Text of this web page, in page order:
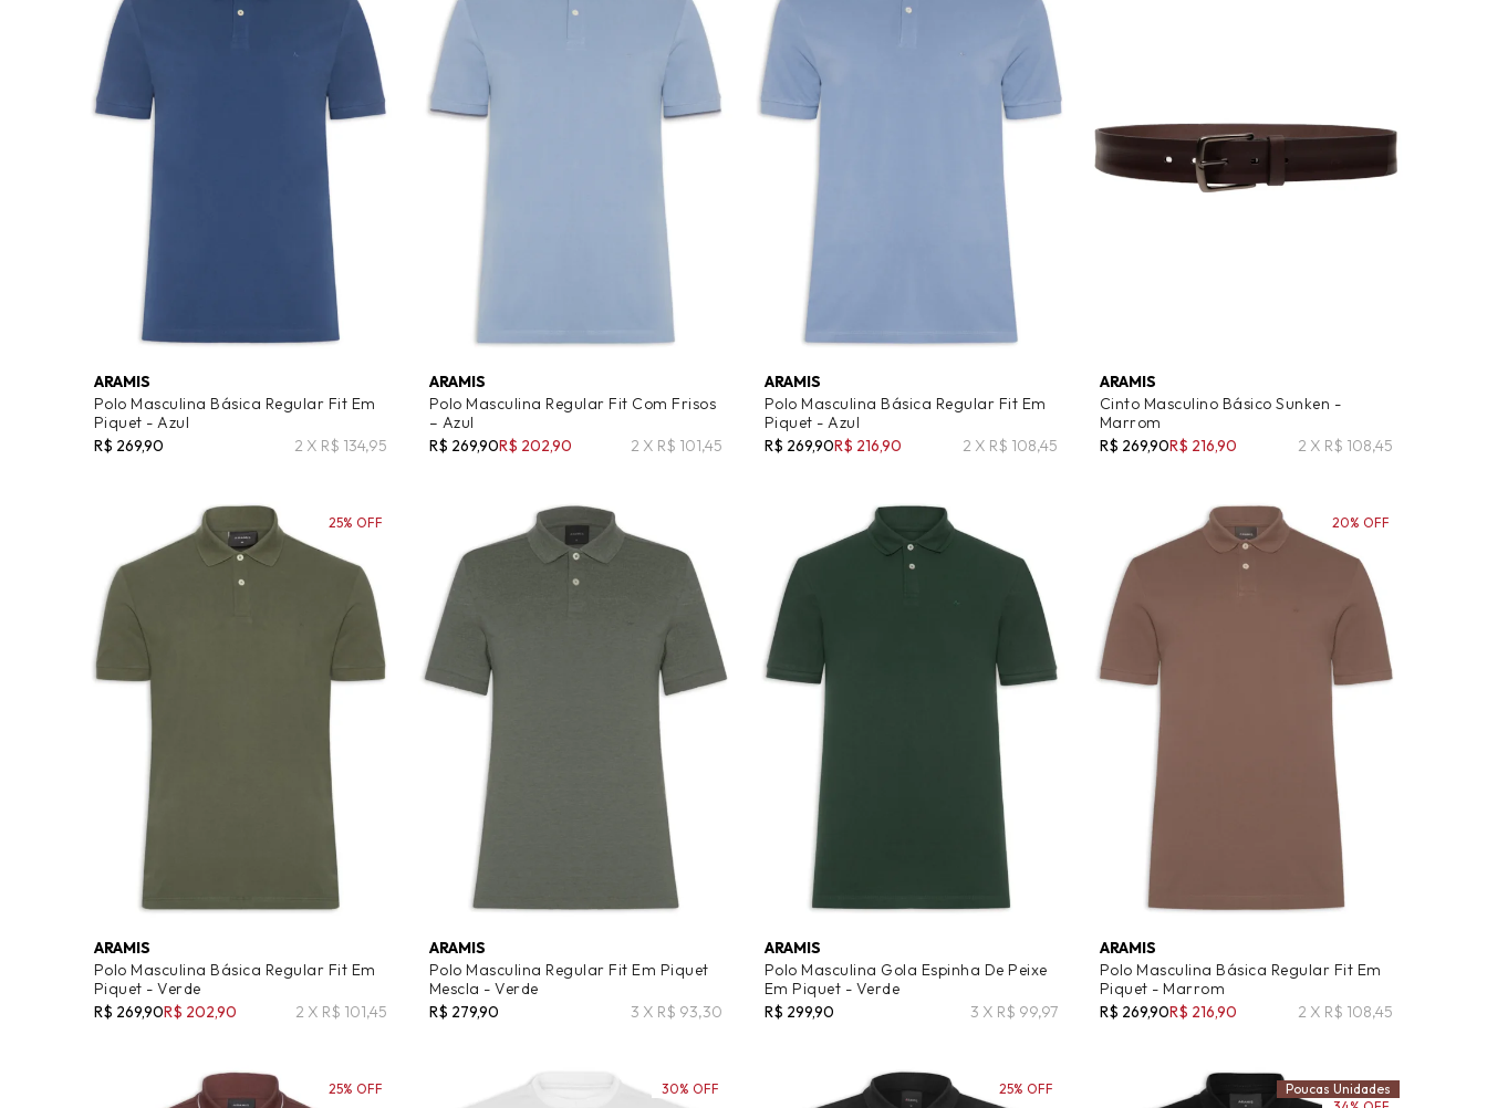
ARAMIS
Polo Masculina Básica Regular Fit Em
Piquet - Azul
R$ 269,90
2 X R$ 134,95
ARAMIS
Polo Masculina Regular Fit Com Frisos
– Azul
R$ 269,90R$ 202,90 2 X R$ 101,45
ARAMIS
Polo Masculina Básica Regular Fit Em
Piquet - Azul
R$ 269,90R$ 216,90 2 X R$ 108,45
ARAMIS
Cinto Masculino Básico Sunken -
Marrom
R$ 269,90R$ 216,90 2 X R$ 108,45
ARAMIS
Polo Masculina Básica Regular Fit Em
Piquet - Verde
R$ 269,90R$ 202,90 2 X R$ 101,45
25% OFF
ARAMIS
Polo Masculina Regular Fit Em Piquet
Mescla - Verde
R$ 279,90
3 X R$ 93,30
ARAMIS
Polo Masculina Gola Espinha De Peixe
Em Piquet - Verde
R$ 299,90
3 X R$ 99,97
ARAMIS
Polo Masculina Básica Regular Fit Em
Piquet - Marrom
R$ 269,90R$ 216,90 2 X R$ 108,45
20% OFF
25% OFF 30% OFF 25% OFF
Poucas Unidades